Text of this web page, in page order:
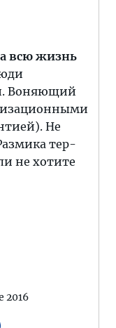
всю жизнь
Воняющий
Не
тер-
не хотите
2016